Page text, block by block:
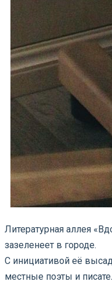
Литературная аллея
зазеленеет в городе.
С инициативой её
местные поэты и